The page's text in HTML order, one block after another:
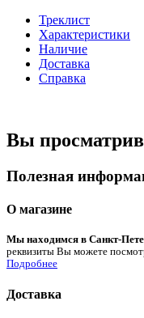
Треклист
Характеристики
Наличие
Доставка
Справка
Вы
Полезная
О магазине
Мы находимся в Санкт-
реквизиты Вы можете
Подробнее
Доставка